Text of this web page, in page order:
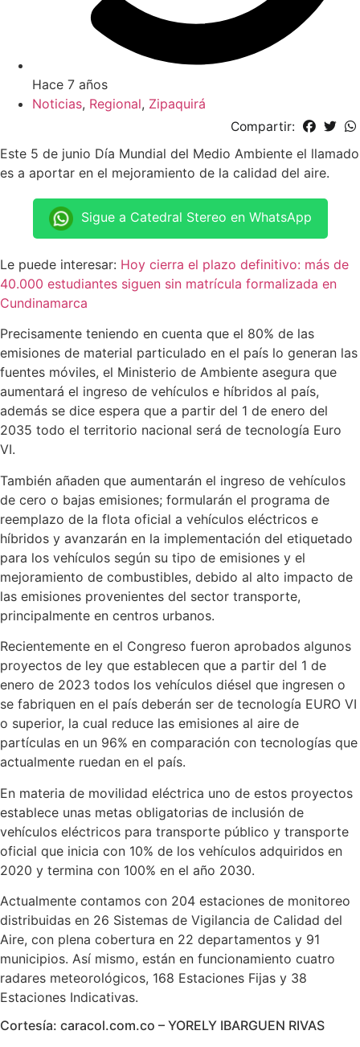
Hace 7 años
Noticias, Regional, Zipaquirá
Compartir:
Este 5 de junio Día Mundial del Medio Ambiente el llamado
es a aportar en el mejoramiento de la calidad del aire.
Sigue a Catedral Stereo en WhatsApp
Le puede interesar: Hoy cierra el plazo definitivo: más de
40.000 estudiantes siguen sin matrícula formalizada en
Cundinamarca
Precisamente teniendo en cuenta que el 80% de las
emisiones de material particulado en el país lo generan las
fuentes móviles, el Ministerio de Ambiente asegura que
aumentará el ingreso de vehículos e híbridos al país,
además se dice espera que a partir del 1 de enero del
2035 todo el territorio nacional será de tecnología Euro
VI.
También añaden que aumentarán el ingreso de vehículos
de cero o bajas emisiones; formularán el programa de
reemplazo de la flota oficial a vehículos eléctricos e
híbridos y avanzarán en la implementación del etiquetado
para los vehículos según su tipo de emisiones y el
mejoramiento de combustibles, debido al alto impacto de
las emisiones provenientes del sector transporte,
principalmente en centros urbanos.
Recientemente en el Congreso fueron aprobados algunos
proyectos de ley que establecen que a partir del 1 de
enero de 2023 todos los vehículos diésel que ingresen o
se fabriquen en el país deberán ser de tecnología EURO VI
o superior, la cual reduce las emisiones al aire de
partículas en un 96% en comparación con tecnologías que
actualmente ruedan en el país.
En materia de movilidad eléctrica uno de estos proyectos
establece unas metas obligatorias de inclusión de
vehículos eléctricos para transporte público y transporte
oficial que inicia con 10% de los vehículos adquiridos en
2020 y termina con 100% en el año 2030.
Actualmente contamos con 204 estaciones de monitoreo
distribuidas en 26 Sistemas de Vigilancia de Calidad del
Aire, con plena cobertura en 22 departamentos y 91
municipios. Así mismo, están en funcionamiento cuatro
radares meteorológicos, 168 Estaciones Fijas y 38
Estaciones Indicativas.
Cortesía: caracol.com.co – YORELY IBARGUEN RIVAS